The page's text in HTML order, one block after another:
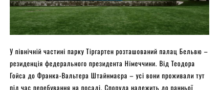
У північній частині парку Тіргартен розташований палац Бельвю –
резиденція федерального президента Німеччини. Від Теодора
Гойса до Франка-Вальтера Штайнмаєра – усі вони проживали тут
під час перебування на посаді. Споруда належить до ранньої